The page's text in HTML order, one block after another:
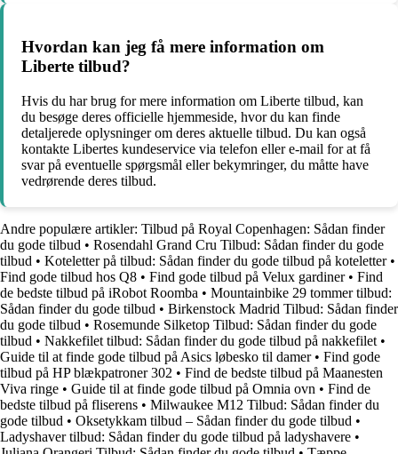
Hvordan kan jeg få mere information om
Liberte tilbud?
Hvis du har brug for mere information om Liberte tilbud, kan
du besøge deres officielle hjemmeside, hvor du kan finde
detaljerede oplysninger om deres aktuelle tilbud. Du kan også
kontakte Libertes kundeservice via telefon eller e-mail for at få
svar på eventuelle spørgsmål eller bekymringer, du måtte have
vedrørende deres tilbud.
Andre populære artikler: Tilbud på Royal Copenhagen: Sådan finder
du gode tilbud • Rosendahl Grand Cru Tilbud: Sådan finder du gode
tilbud • Koteletter på tilbud: Sådan finder du gode tilbud på koteletter•
Find gode tilbud hos Q8 • Find gode tilbud på Velux gardiner• Find
de bedste tilbud på iRobot Roomba • Mountainbike 29 tommer tilbud:
Sådan finder du gode tilbud • Birkenstock Madrid Tilbud: Sådan finder
du gode tilbud • Rosemunde Silketop Tilbud: Sådan finder du gode
tilbud • Nakkefilet tilbud: Sådan finder du gode tilbud på nakkefilet •
Guide til at finde gode tilbud på Asics løbesko til damer• Find gode
tilbud på HP blækpatroner 302 • Find de bedste tilbud på Maanesten
Viva ringe • Guide til at finde gode tilbud på Omnia ovn • Find de
bedste tilbud på fliserens • Milwaukee M12 Tilbud: Sådan finder du
gode tilbud • Oksetykkam tilbud – Sådan finder du gode tilbud •
Ladyshaver tilbud: Sådan finder du gode tilbud på ladyshavere •